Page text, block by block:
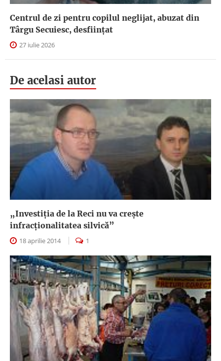
Centrul de zi pentru copilul neglijat, abuzat din
Târgu Secuiesc, desfiinţat
27 iulie 2026
De acelasi autor
„Investiţia de la Reci nu va creşte
infracţionalitatea silvică”
18 aprilie 2014 1